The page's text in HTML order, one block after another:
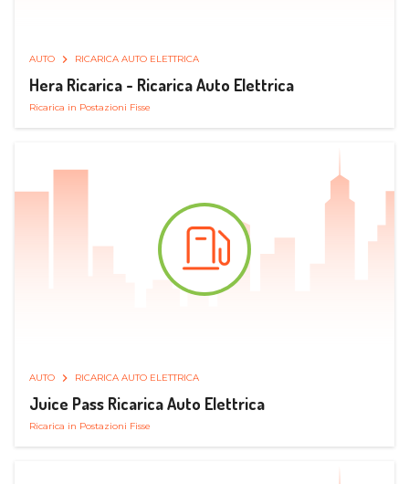
AUTO RICARICA AUTO ELETTRICA
Hera Ricarica - Ricarica Auto Elettrica
Ricarica in Postazioni Fisse
AUTO RICARICA AUTO ELETTRICA
Juice Pass Ricarica Auto Elettrica
Ricarica in Postazioni Fisse